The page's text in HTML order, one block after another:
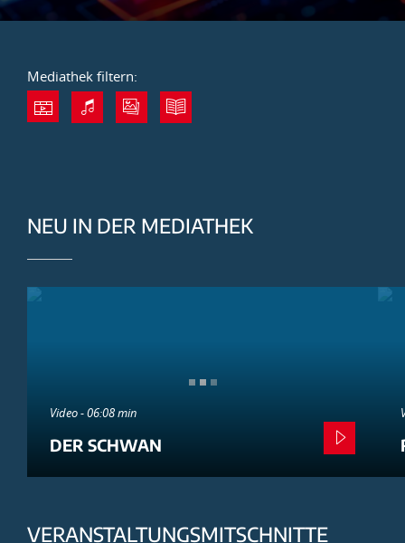
Mediathek filtern:
NEU IN DER MEDIATHEK
Video - 06:08 min
DER SCHWAN
VERANSTALTUNGSMITSCHNITTE